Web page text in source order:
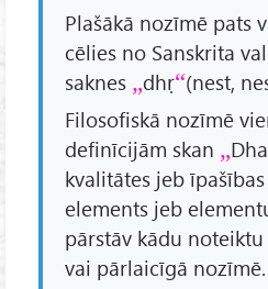
Plašākā nozīmē pats
cēlies no Sanskrita
saknes
dhṛ (nest,
Filosofiskā nozīmē
definīcijām skan
kvalitātes jeb
elements jeb
pārstāv kādu
vai pārlaicīgā nozīmē.